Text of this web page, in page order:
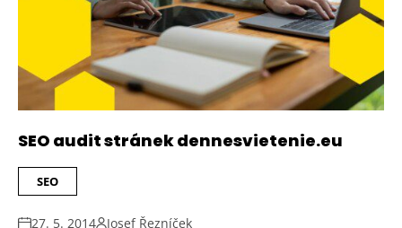
SEO audit stránek dennesvietenie.eu
SEO
27. 5. 2014 Josef Řezníček